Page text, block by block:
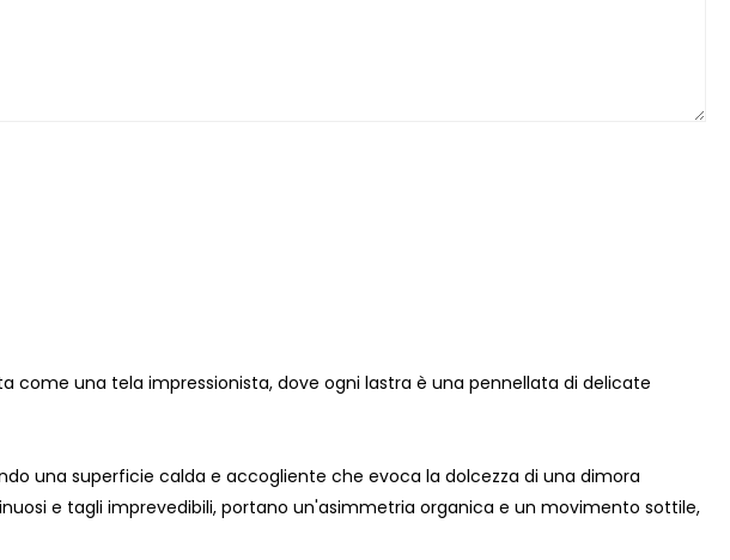
come una tela impressionista, dove ogni lastra è una pennellata di delicate
una superficie calda e accogliente che evoca la dolcezza di una dimora
e tagli imprevedibili, portano un'asimmetria organica e un movimento sottile,